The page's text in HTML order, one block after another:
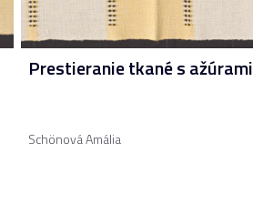
Prestieranie tkané s ažúrami
Schönová Amália